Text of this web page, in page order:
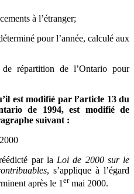
à l’étranger;
pour l’année, calculé aux
répartition de l’Ontario pour
est modifié par l’article 13 du
de 1994, est modifié de
suivant :
par la Loi de 2000 sur le
, s’applique à l’égard
après le 1ermai 2000.